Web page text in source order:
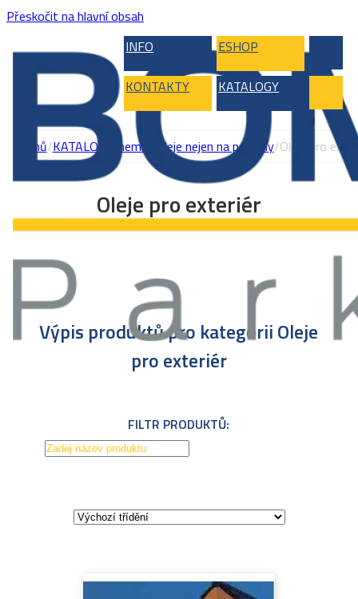
Přeskočit na hlavní obsah
INFO
ESHOP
KONTAKTY KATALOGY
Domů/KATALOG Chemie Oleje nejen na podlahy/Oleje pro
Oleje pro exteriér
Výpis produktů pro kategorii Oleje
pro exteriér
FILTR PRODUKTŮ: